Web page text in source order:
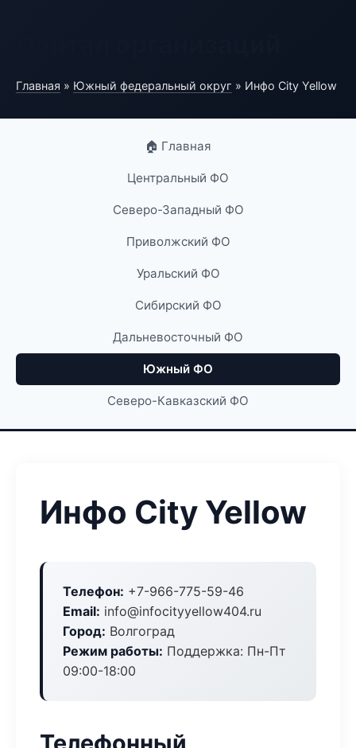
Главная » Южный федеральный округ » Инфо City Yellow
🏠 Главная
Центральный ФО
Северо-Западный ФО
Приволжский ФО
Уральский ФО
Сибирский ФО
Дальневосточный ФО
Южный ФО
Северо-Кавказский ФО
Инфо City Yellow
Телефон: +7-966-775-59-46
Email: info@infocityyellow404.ru
Город: Волгоград
Режим работы: Поддержка: Пн-Пт
09:00-18:00